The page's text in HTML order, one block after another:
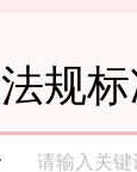
法规
请输入关键